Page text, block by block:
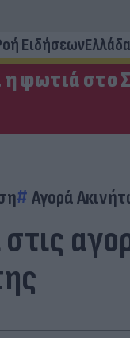
ΕιδήσεωνΕλλάδα
η φωτιά στο
Αγορά
στις